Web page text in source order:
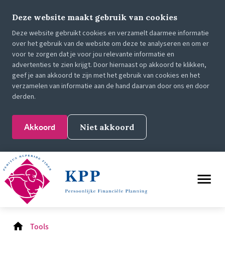
Deze website maakt gebruik van cookies
Deze website gebruikt cookies en verzamelt daarmee informatie
over het gebruik van de website om deze te analyseren en om er
voor te zorgen dat je voor jou relevante informatie en
advertenties te zien krijgt. Door hiernaast op akkoord te klikken,
geef je aan akkoord te zijn met het gebruik van cookies en het
verzamelen van informatie aan de hand daarvan door ons en door
derden.
Akkoord Niet akkoord
Tools